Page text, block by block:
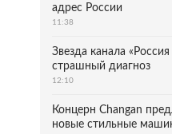
адрес России
11:38
Звезда канала
страшный диагноз
12:10
Концерн Changan
новые стильные